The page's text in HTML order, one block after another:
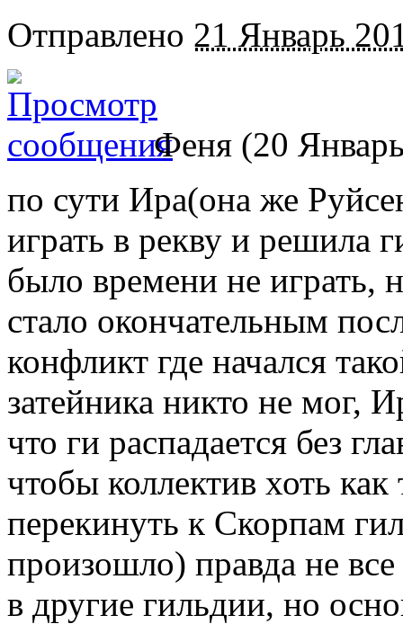
Отправлено 21 Январь
Феня (20
по сути Ира(она же
играть в рекву и решила
было времени не играть,
стало окончательным
конфликт где начался
затейника никто не мог,
что ги распадается без
чтобы коллектив хоть
перекинуть к Скорпам
произошло) правда не
в другие гильдии, но